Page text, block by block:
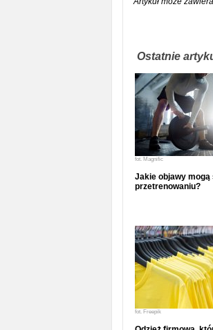
Ostatnie
fot. Magnific
Jakie objawy mogą
przetrenowaniu?
fot. Freepik